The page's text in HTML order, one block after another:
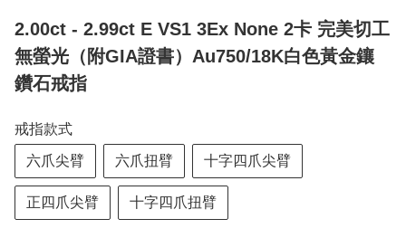
2.00ct - 2.99ct E VS1 3Ex None 2卡 完美切工
無螢光（附GIA證書）Au750/18K白色黃金鑲
鑽石戒指
戒指款式
六爪尖臂 六爪扭臂 十字四爪尖臂
正四爪尖臂 十字四爪扭臂